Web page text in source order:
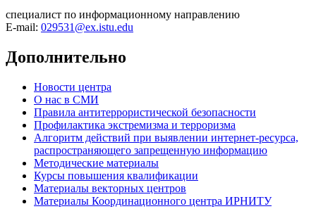
специалист по информационному направлению
E-mail: 029531@ex.istu.edu
Дополнительно
Новости центра
О нас в СМИ
Правила антитеррористической безопасности
Профилактика экстремизма и терроризма
Алгоритм действий при выявлении интернет-ресурса,
распространяющего запрещенную информацию
Методические материалы
Курсы повышения квалификации
Материалы векторных центров
Материалы Координационного центра ИРНИТУ